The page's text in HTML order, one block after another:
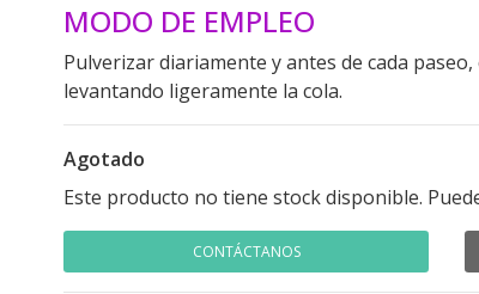
MODO DE EMPLEO
Pulverizar diariamente y antes de cada
levantando ligeramente la cola.
Agotado
Este producto no tiene stock disponible.
CONTÁCTANOS